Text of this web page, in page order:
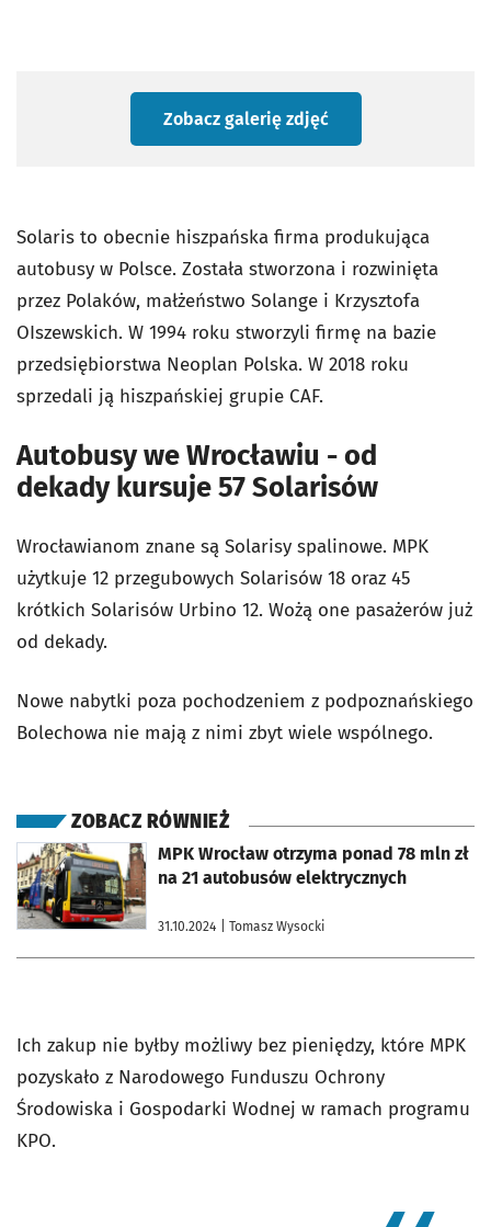
Zobacz galerię zdjęć
Solaris to obecnie hiszpańska firma produkująca
autobusy w Polsce. Została stworzona i rozwinięta
przez Polaków, małżeństwo Solange i Krzysztofa
OIszewskich. W 1994 roku stworzyli firmę na bazie
przedsiębiorstwa Neoplan Polska. W 2018 roku
sprzedali ją hiszpańskiej grupie CAF.
Autobusy we Wrocławiu - od
dekady kursuje 57 Solarisów
Wrocławianom znane są Solarisy spalinowe. MPK
użytkuje 12 przegubowych Solarisów 18 oraz 45
krótkich Solarisów Urbino 12. Wożą one pasażerów już
od dekady.
Nowe nabytki poza pochodzeniem z podpoznańskiego
Bolechowa nie mają z nimi zbyt wiele wspólnego.
ZOBACZ RÓWNIEŻ
MPK Wrocław otrzyma ponad 78 mln zł
na 21 autobusów elektrycznych
31.10.2024 | Tomasz Wysocki
otworzy się w nowej karcie
Ich zakup nie byłby możliwy bez pieniędzy, które MPK
pozyskało z Narodowego Funduszu Ochrony
Środowiska i Gospodarki Wodnej w ramach programu
KPO.